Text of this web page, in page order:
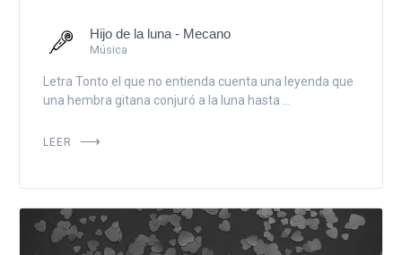
Hijo de la luna - Mecano
Música
Letra Tonto el que no entienda cuenta una leyenda que
una hembra gitana conjuró a la luna hasta ...
LEER